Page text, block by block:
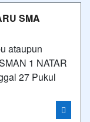
SMA
ataupun
1 NATAR
27 Pukul